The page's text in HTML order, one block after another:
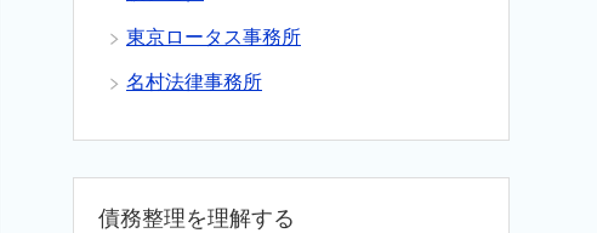
東京ロータス事務所
名村法律事務所
債務整理を理解する